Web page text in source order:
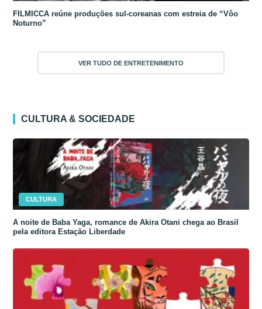
FILMICCA reúne produções sul-coreanas com estreia de “Vôo
Noturno”
VER TUDO DE ENTRETENIMENTO
CULTURA & SOCIEDADE
CULTURA
A noite de Baba Yaga, romance de Akira Otani chega ao Brasil
pela editora Estação Liberdade